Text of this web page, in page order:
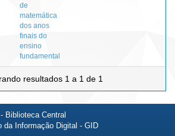
de
matemática
dos anos
finais do
ensino
fundamental
resultados 1 a 1 de 1
Biblioteca Central
da Informação Digital - GID